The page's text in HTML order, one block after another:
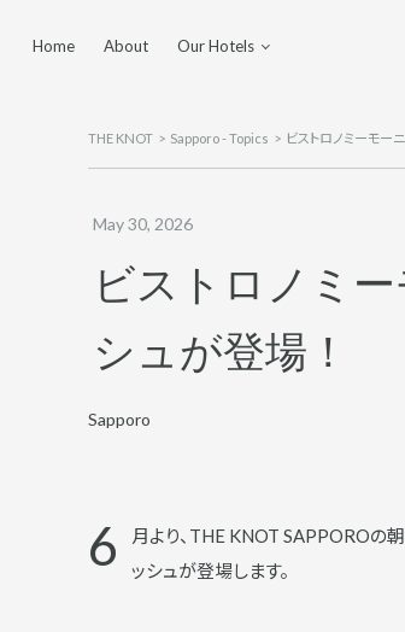
Home About
Our Hotels
Utsunomiya
Fukuoka Tenjin
THE KNOT Sapporo - Topics ビストロノミーモー
ビストロノミ
シュが登場！
May 30, 2026
Sapporo
6
月より、THE KNOT SAPPOROの朝
ッシュが登場します。